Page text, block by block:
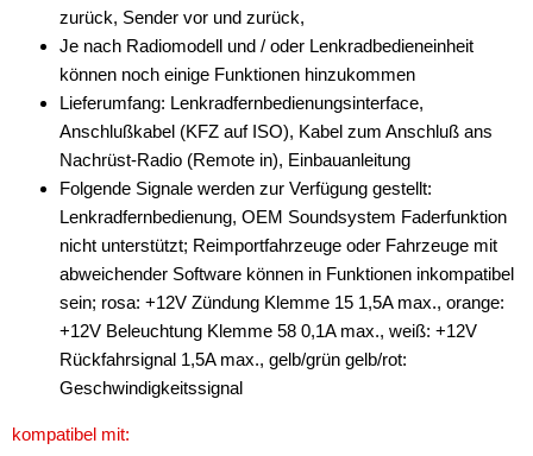
für Hyundai
für Isuzu
für Iveco
für Jaguar
für Jeep
für John Deere
für KIA
für Lancia
für Land Rover
für Lexus
zurück, Sender vor und zurück,
Je nach Radiomodell und / oder Lenkradbedieneinheit
können noch einige Funktionen hinzukommen
Lieferumfang: Lenkradfernbedienungsinterface,
Anschlußkabel (KFZ auf ISO), Kabel zum Anschluß ans
Nachrüst-Radio (Remote in), Einbauanleitung
Folgende Signale werden zur Verfügung gestellt:
Lenkradfernbedienung, OEM Soundsystem Faderfunktion
nicht unterstützt; Reimportfahrzeuge oder Fahrzeuge mit
abweichender Software können in Funktionen inkompatibel
sein; rosa: +12V Zündung Klemme 15 1,5A max., orange:
+12V Beleuchtung Klemme 58 0,1A max., weiß: +12V
Rückfahrsignal 1,5A max., gelb/grün gelb/rot:
Geschwindigkeitssignal
kompatibel mit: